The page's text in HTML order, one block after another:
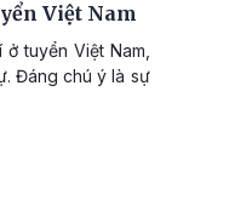
Việt Nam
tuyển Việt Nam,
Đáng chú ý là sự